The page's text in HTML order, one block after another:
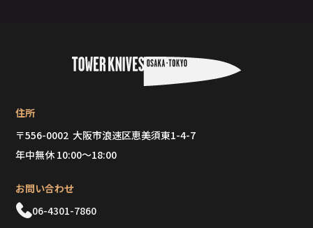
住所
〒556-0002 大阪市浪速区恵美須東1-4-7
年中無休 10:00～18:00
お問い合わせ
06-4301-7860